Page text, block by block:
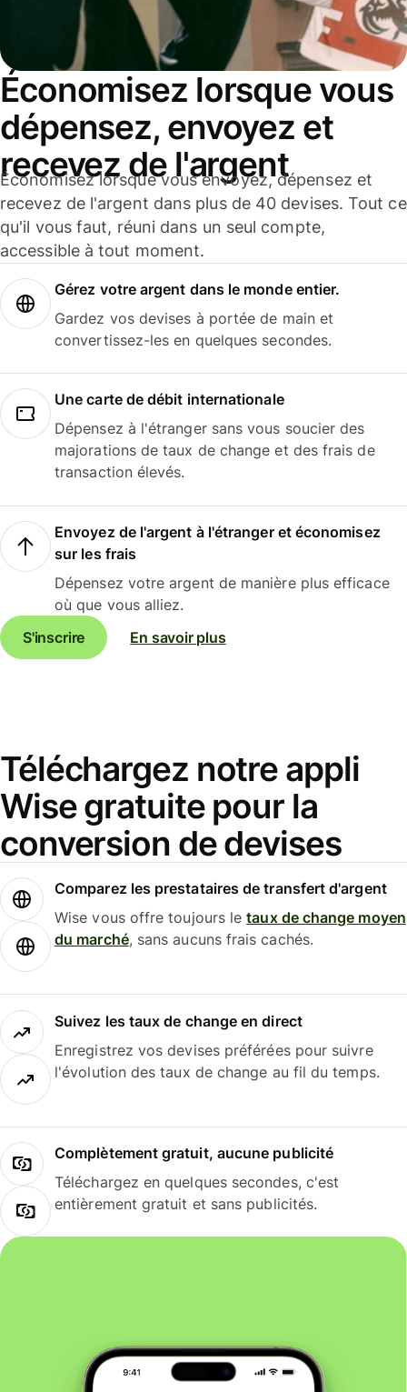
Économisez lorsque vous
dépensez, envoyez et
recevez de l'argent
Économisez lorsque vous envoyez, dépensez et
recevez de l'argent dans plus de 40 devises. Tout ce
qu'il vous faut, réuni dans un seul compte,
accessible à tout moment.
Gérez votre argent dans le monde entier.
Gardez vos devises à portée de main et
convertissez-les en quelques secondes.
Une carte de débit internationale
Dépensez à l'étranger sans vous soucier des
majorations de taux de change et des frais de
transaction élevés.
Envoyez de l'argent à l'étranger et économisez
sur les frais
Dépensez votre argent de manière plus efficace
où que vous alliez.
S'inscrire
En savoir plus
Téléchargez notre appli
Wise gratuite pour la
conversion de devises
Comparez les prestataires de transfert d'argent
Wise vous offre toujours letaux de change moyen
du marché, sans aucuns frais cachés.
Suivez les taux de change en direct
Enregistrez vos devises préférées pour suivre
l'évolution des taux de change au fil du temps.
Complètement gratuit, aucune publicité
Téléchargez en quelques secondes, c'est
entièrement gratuit et sans publicités.